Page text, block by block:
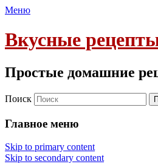
Меню
Вкусные
Простые домашние
Поиск
Главное меню
Skip to primary content
Skip to secondary content